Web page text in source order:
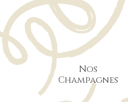
Nos
Champagnes